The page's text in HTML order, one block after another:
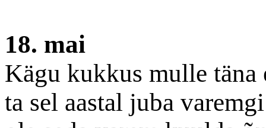
18. mai
Kägu kukkus mulle täna
ta sel aastal juba